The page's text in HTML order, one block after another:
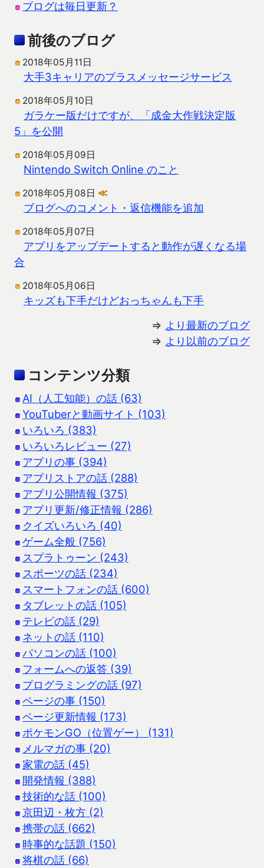
ブログは毎日更新？
前後のブログ
2018年05月11日
大手3キャリアのプラスメッセージサービス
2018年05月10日
ガラケー版だけですが、「成金大作戦決定版
5」を公開
2018年05月09日
Nintendo Switch Online のこと
2018年05月08日 ≪
ブログへのコメント・返信機能を追加
2018年05月07日
アプリをアップデートすると動作が遅くなる場
合
2018年05月06日
キッズも下手だけどおっちゃんも下手
⇒ より最新のブログ
⇒ より以前のブログ
コンテンツ分類
AI（人工知能）の話 (63)
YouTuberと動画サイト (103)
いろいろ (383)
いろいろレビュー (27)
アプリの事 (394)
アプリストアの話 (288)
アプリ公開情報 (375)
アプリ更新/修正情報 (286)
クイズいろいろ (40)
ゲーム全般 (756)
スプラトゥーン (243)
スポーツの話 (234)
スマートフォンの話 (600)
タブレットの話 (105)
テレビの話 (29)
ネットの話 (110)
パソコンの話 (100)
フォームへの返答 (39)
プログラミングの話 (97)
ページの事 (150)
ページ更新情報 (173)
ポケモンGO（位置ゲー） (131)
メルマガの事 (20)
家電の話 (45)
開発情報 (388)
技術的な話 (100)
京田辺・枚方 (2)
携帯の話 (662)
時事的な話題 (150)
将棋の話 (66)